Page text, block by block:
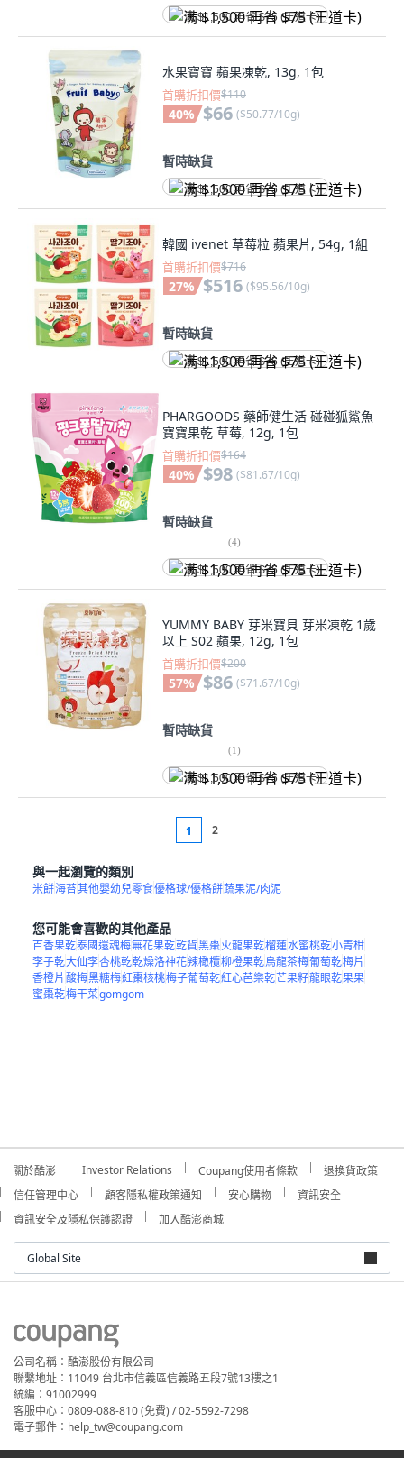
满 $1,500 再省 $75 (王道卡)
水果寶寶 蘋果凍乾, 13g, 1包
首購折扣價$110
40% $66 ($50.77/10g)
暫時缺貨
满 $1,500 再省 $75 (王道卡)
韓國 ivenet 草莓粒 蘋果片, 54g, 1組
首購折扣價$716
27% $516 ($95.56/10g)
暫時缺貨
满 $1,500 再省 $75 (王道卡)
PHARGOODS 藥師健生活 碰碰狐鯊魚
寶寶果乾 草莓, 12g, 1包
首購折扣價$164
40% $98 ($81.67/10g)
暫時缺貨
(4)
满 $1,500 再省 $75 (王道卡)
YUMMY BABY 芽米寶貝 芽米凍乾 1歲
以上 S02 蘋果, 12g, 1包
首購折扣價$200
57% $86 ($71.67/10g)
暫時缺貨
(1)
满 $1,500 再省 $75 (王道卡)
1 2
與一起瀏覽的類別
米餅海苔其他嬰幼兒零食優格球/優格餅蔬果泥/肉泥
您可能會喜歡的其他產品
百香果乾泰國還魂梅無花果乾乾貨黑棗火龍果乾榴蓮水蜜桃乾小青柑
李子乾大仙李杏桃乾乾燥洛神花辣橄欖柳橙果乾烏龍茶梅葡萄乾梅片
香橙片酸梅黑糖梅紅棗核桃梅子葡萄乾紅心芭樂乾芒果籽龍眼乾果果
蜜棗乾梅干菜gomgom
關於酷澎 Investor Relations Coupang使用者條款
退換貨政策
信任管理中心
顧客隱私權政策通知 安心購物
資訊安全
資訊安全及隱私保護認證
加入酷澎商城
Global Site
公司名稱：酷澎股份有限公司
聯繫地址：11049 台北市信義區信義路五段7號13樓之1
統編：91002999
客服中心：0809-088-810 (免費) / 02-5592-7298
電子郵件：help_tw@coupang.com